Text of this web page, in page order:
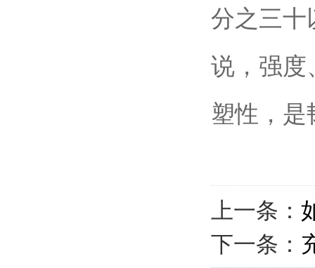
分之三十
说，强度
塑性，
上一条：
下一条：